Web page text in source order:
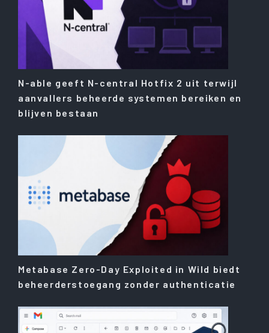
N-able geeft N-central Hotfix 2 uit terwijl
aanvallers beheerde systemen bereiken en
blijven bestaan
Metabase Zero-Day Exploited in Wild biedt
beheerderstoegang zonder authenticatie